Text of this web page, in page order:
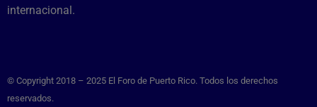
internacional.
© Copyright 2018 – 2025 El Foro de Puerto Rico. Todos los derechos
reservados.